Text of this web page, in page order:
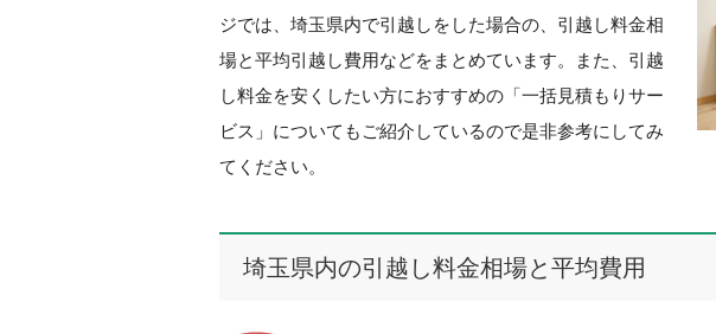
ジでは、埼玉県内で引越しをした場合の、引越し料金相
場と平均引越し費用などをまとめています。また、引越
し料金を安くしたい方におすすめの「一括見積もりサー
ビス」についてもご紹介しているので是非参考にしてみ
てください。
埼玉県内の引越し料金相場と平均費用